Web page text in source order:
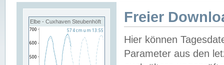
Elbe - Cuxhaven Steubenhöft Freier
Hier können
Parameter aus den